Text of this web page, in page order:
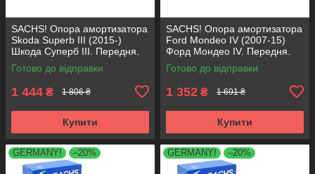
SACHS! Опора амортизатора
Skoda Superb III (2015-)
Шкода Суперб III. Передня.
803024 , KB657.27 ,
VKDA35167
Готово до відправки
1 444 ₴ 1 806 ₴
Купити
SACHS! Опора амортизатора
Ford Mondeo IV (2007-15)
Форд Мондео IV. Передня.
SM5676 , 803053 , KB652.30
Готово до відправки
1 352 ₴ 1 691 ₴
Купити
GERMANY! –20% GERMANY! –20%